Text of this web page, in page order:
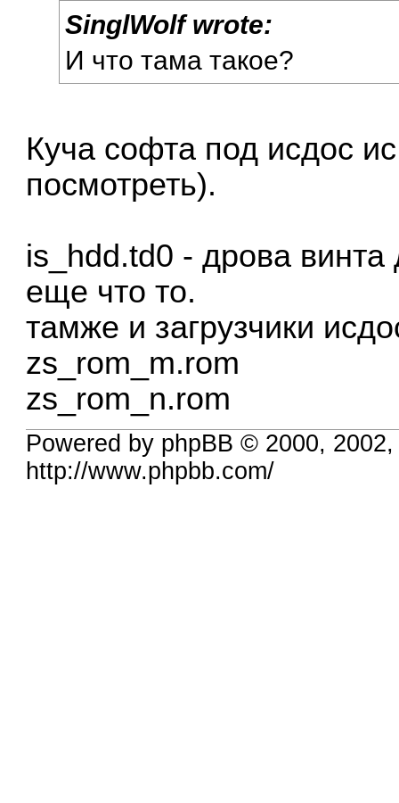
SinglWolf wrote:
И что тама такое?
Куча софта под исдос
посмотреть).
is_hdd.td0 - дрова
еще что то.
тамже и загрузчики
zs_rom_m.rom
zs_rom_n.rom
Powered by phpBB © 2000,
http://www.phpbb.com/